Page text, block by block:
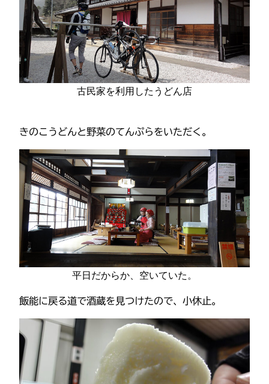
古民家を利用したうどん店
きのこうどんと野菜のてんぷらをいただく。
平日だからか、空いていた。
飯能に戻る道で酒蔵を見つけたので、小休止。